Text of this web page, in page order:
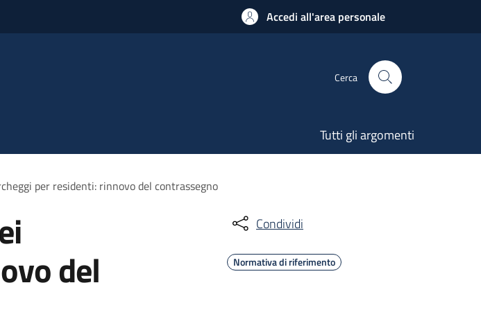
Accedi all'area personale
Cerca
Tutti gli argomenti
per residenti: rinnovo del contrassegno
del
Condividi
Normativa di riferimento